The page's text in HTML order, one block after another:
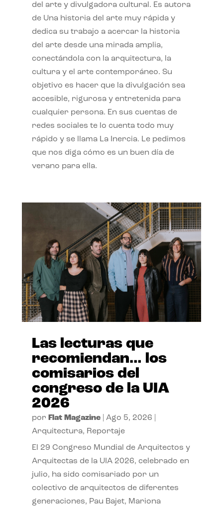
del arte y divulgadora cultural. Es autora
de Una historia del arte muy rápida y
dedica su trabajo a acercar la historia
del arte desde una mirada amplia,
conectándola con la arquitectura, la
cultura y el arte contemporáneo. Su
objetivo es hacer que la divulgación sea
accesible, rigurosa y entretenida para
cualquier persona. En sus cuentas de
redes sociales te lo cuenta todo muy
rápido y se llama La Inercia. Le pedimos
que nos diga cómo es un buen día de
verano para ella.
Las lecturas que
recomiendan… los
comisarios del
congreso de la UIA
2026
por Flat Magazine| Ago 5, 2026
Arquitectura, Reportaje
El 29 Congreso Mundial de Arquitectos y
Arquitectas de la UIA 2026, celebrado en
julio, ha sido comisariado por un
colectivo de arquitectos de diferentes
generaciones, Pau Bajet, Mariona